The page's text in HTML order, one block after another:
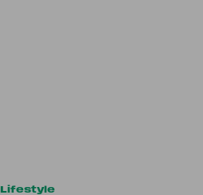
Lifestyle